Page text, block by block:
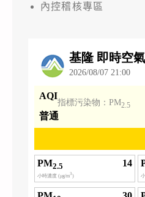
內控稽核專區